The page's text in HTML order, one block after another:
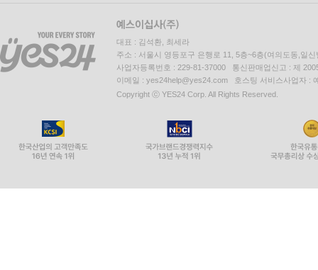
대표 : 김석환, 최세라
주소 : 서울시 영등포구 은행로 11, 5층~6층(여의도동,일신
사업자등록번호 : 229-81-37000 통신판매업신고 : 제
이메일 : yes24help@yes24.com 호스팅 서비스사업자 :
Copyright ⓒ YES24 Corp. All Rights Reserved.